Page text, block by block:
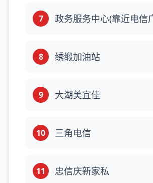
7 政务服务中心(靠近电信
8 绣缎加油站
9 大湖美宜佳
10 三角电信
11 忠信庆新家私